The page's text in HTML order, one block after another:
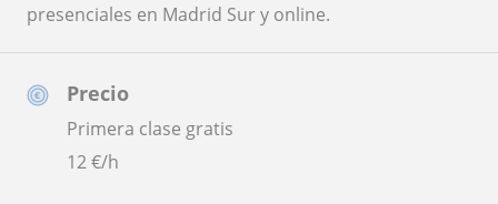
Precio
Primera clase gratis
12€/h
presenciales en Madrid Sur y online.